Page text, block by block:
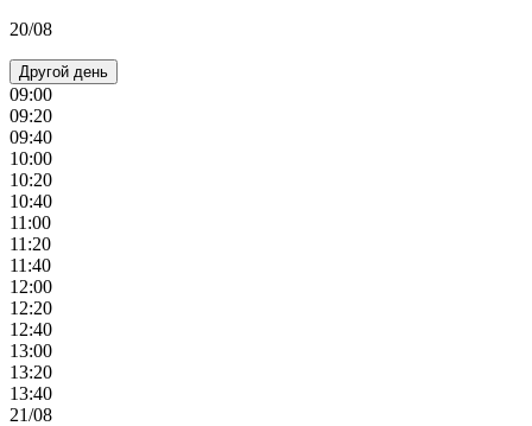
20/08
Другой день
09:00
09:20
09:40
10:00
10:20
10:40
11:00
11:20
11:40
12:00
12:20
12:40
13:00
13:20
13:40
21/08